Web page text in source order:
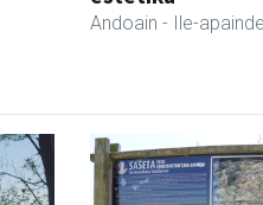
Andoain - Ile-